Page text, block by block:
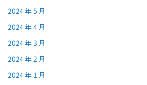
2024 年 5 月
2024 年 4 月
2024 年 3 月
2024 年 2 月
2024 年 1 月